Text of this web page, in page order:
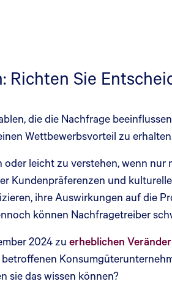
Sie
die die Nachfrage
Wettbewerbsvorteil zu
leicht zu verstehen, wenn
Kundenpräferenzen und
ihre Auswirkungen auf die
können Nachfragetreiber
2024 zu erheblichen
sie das wissen können?